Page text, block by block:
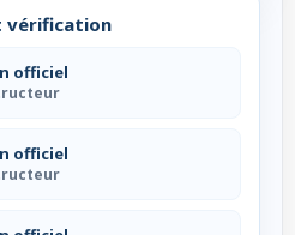
vérification
officiel
officiel